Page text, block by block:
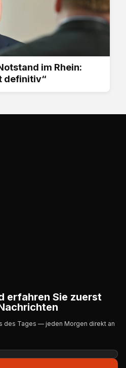
im Rhein:
definitiv“
erfahren Sie zuerst
des Tages — jeden Morgen direkt an